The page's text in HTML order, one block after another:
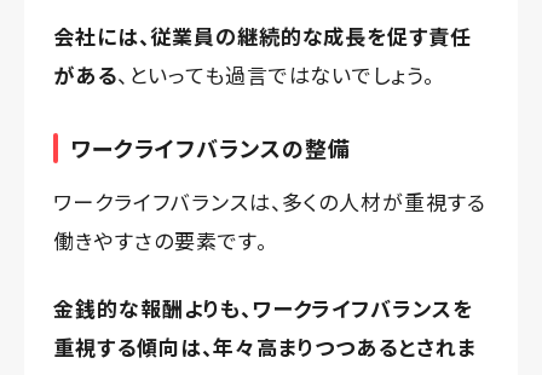
会社には、従業員の継続的な成長を促す責任
がある、といっても過言ではないでしょう。
ワークライフバランスの整備
ワークライフバランスは、多くの人材が重視する
働きやすさの要素です。
金銭的な報酬よりも、ワークライフバランスを
重視する傾向は、年々高まりつつあるとされま